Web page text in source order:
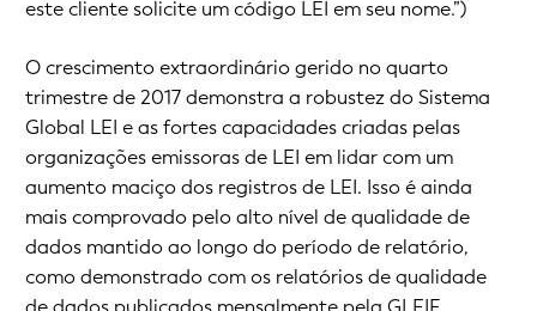
este cliente solicite um código LEI em seu nome.”)
O crescimento extraordinário gerido no quarto
trimestre de 2017 demonstra a robustez do Sistema
Global LEI e as fortes capacidades criadas pelas
organizações emissoras de LEI em lidar com um
aumento maciço dos registros de LEI. Isso é ainda
mais comprovado pelo alto nível de qualidade de
dados mantido ao longo do período de relatório,
como demonstrado com os relatórios de qualidade